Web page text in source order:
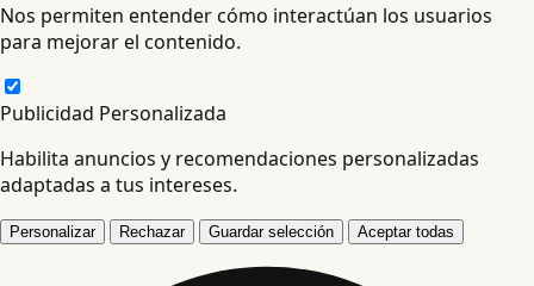
Nos permiten entender cómo interactúan los usuarios
para mejorar el contenido.
Publicidad Personalizada
Habilita anuncios y recomendaciones personalizadas
adaptadas a tus intereses.
Personalizar Rechazar Guardar selección Aceptar todas